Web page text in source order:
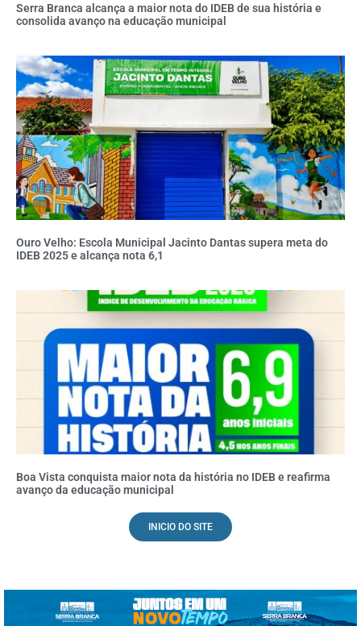
Serra Branca alcança a maior nota do IDEB de sua história e
consolida avanço na educação municipal
Ouro Velho: Escola Municipal Jacinto Dantas supera meta do
IDEB 2025 e alcança nota 6,1
Boa Vista conquista maior nota da história no IDEB e reafirma
avanço da educação municipal
INICIO DO SITE